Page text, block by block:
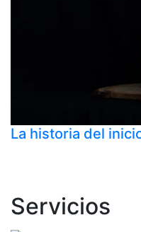
La historia del
Servicios